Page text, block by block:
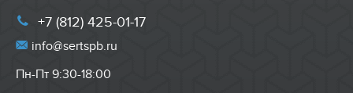
+7 (812) 425-01-17
info@sertspb.ru
Пн-Пт 9:30-18:00